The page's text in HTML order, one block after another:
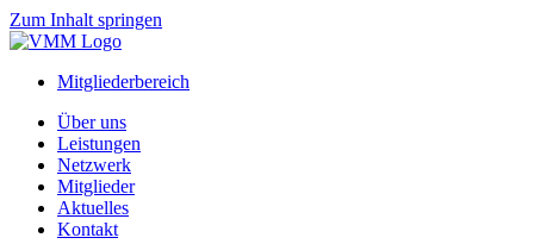
Zum Inhalt springen
Mitgliederbereich
Über uns
Leistungen
Netzwerk
Mitglieder
Aktuelles
Kontakt